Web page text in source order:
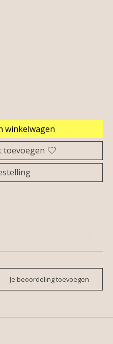
winkelwagen
toevoegen
Je beoordeling toevoegen